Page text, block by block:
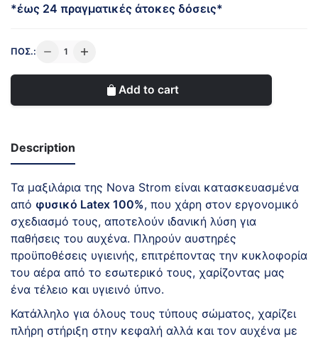
*έως 24 πραγματικές άτοκες δόσεις*
ΠΟΣ.:
Αυχενικό
quantity
Add to cart
Description
Τα μαξιλάρια της Nova Strom είναι κατασκευασμένα
από φυσικό Latex 100%, που χάρη στον εργονομικό
σχεδιασμό τους, αποτελούν ιδανική λύση για
παθήσεις του αυχένα. Πληρούν αυστηρές
προϋποθέσεις υγιεινής, επιτρέποντας την κυκλοφορία
του αέρα από το εσωτερικό τους, χαρίζοντας μας
ένα τέλειο και υγιεινό ύπνο.
Κατάλληλο για όλους τους τύπους σώματος, χαρίζει
πλήρη στήριξη στην κεφαλή αλλά και τον αυχένα με